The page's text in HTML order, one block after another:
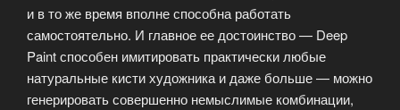
и в то же время вполне способна работать
самостоятельно. И главное ее достоинство — Deep
Paint способен имитировать практически любые
натуральные кисти художника и даже больше — можно
генерировать совершенно немыслимые комбинации,